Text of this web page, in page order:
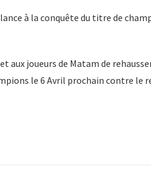
à la conquête du titre de
aux joueurs de Matam de
le 6 Avril prochain contre le